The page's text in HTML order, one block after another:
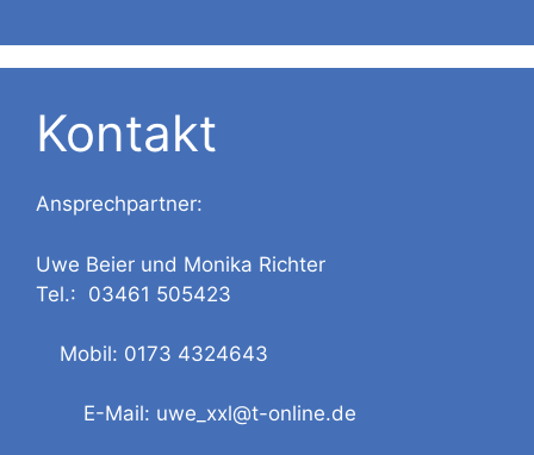
Kontakt
Ansprechpartner:
Uwe Beier und Monika Richter
Tel.: 03461 505423
Mobil: 0173 4324643
E-Mail: uwe_xxl@t-online.de